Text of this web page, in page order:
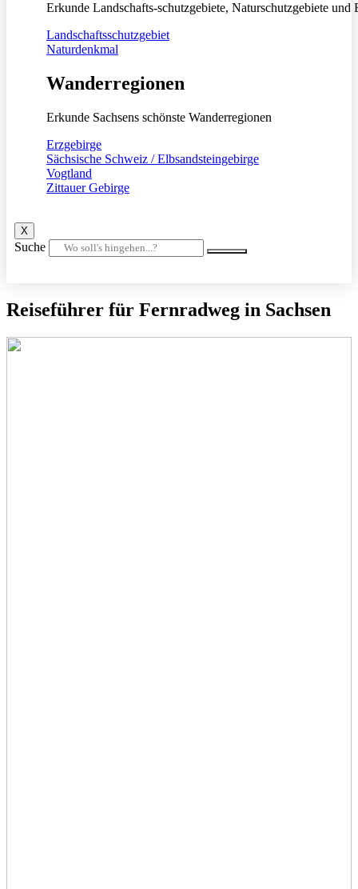
Erkunde Landschafts-schutzgebiete, Naturschutzgebiete und
Landschaftsschutzgebiet
Naturdenkmal
Wanderregionen
Erkunde Sachsens schönste Wanderregionen
Erzgebirge
Sächsische Schweiz / Elbsandsteingebirge
Vogtland
Zittauer Gebirge
X
Suche
Reiseführer für Fernradweg in Sachsen